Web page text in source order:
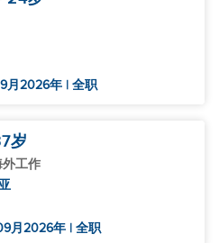
月2026年 | 全职
岁
工作
月2026年 | 全职